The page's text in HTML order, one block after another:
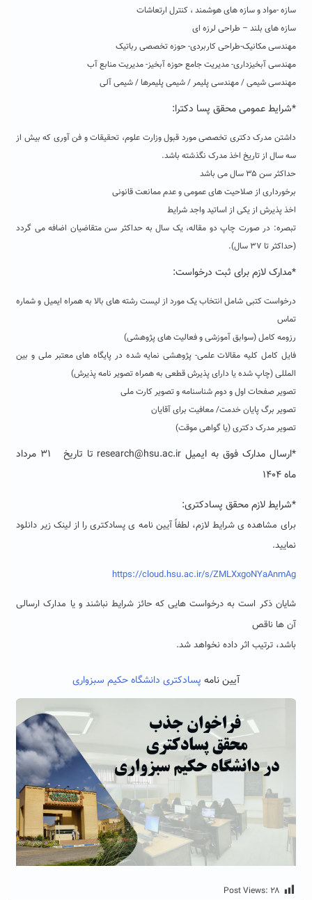
سازه -مواد و سازه های هوشمند ، کنترل ارتعاشات
سازه های بلند – طراحی لرزه ای
مهندسی مکانیک-طراحی کاربردی- حوزه تخصصی رباتیک
مهندسی آبخیزداری- مدیریت جامع حوزه آبخیز- مدیریت منابع آب
مهندسی شیمی / مهندسی پلیمر / شیمی پلیمرها / شیمی آلی
*شرایط عمومی محقق پسا دکترا:
داشتن مدرک دکتری تخصصی مورد قبول وزارت علوم، تحقیقات و فن آوری که بیش از
سه سال از تاریخ اخذ مدرک نگذشته باشد.
حداکثر سن ۳۵ سال می باشد
برخورداری از صلاحیت های عمومی و عدم ممانعت قانونی
اخذ پذیرش از یکی از اساتید واجد شرایط
تبصره: در صورت چاپ دو مقاله، یک سال به حداکثر سن متقاضیان اضافه می گردد
(حداکثر تا ۳۷ سال).
*مدارک لازم برای ثبت درخواست:
درخواست کتبی شامل انتخاب یک مورد از لیست رشته های بالا به همراه ایمیل و شماره
تماس
رزومه کامل (سوابق آموزشی و فعالیت های پژوهشی)
فایل کامل کلیه مقالات علمی- پژوهشی نمایه شده در پایگاه های معتبر ملی و بین
المللی (چاپ شده یا دارای پذیرش قطعی به همراه تصویر نامه پذیرش)
تصویر صفحات اول و دوم شناسنامه و تصویر کارت ملی
تصویر برگ پایان خدمت/ معافیت برای آقایان
تصویر مدرک دکتری (یا گواهی موقت)
*ارسال مدارک فوق به ایمیل research@hsu.ac.ir تا تاریخ
۳۱ مرداد
ماه ۱۴۰۴
*شرایط لازم محقق پسادکتری:
برای مشاهده ی شرایط لازم، لطفاً آیین نامه ی پسادکتری را از لینک زیر دانلود
نمایید.
https://cloud.hsu.ac.ir/s/ZMLXxgoNYaAnmAg
شایان ذکر است به درخواست هایی که حائز شرایط نباشند و یا مدارک ارسالی
آن ها ناقص
باشد، ترتیب اثر داده نخواهد شد.
آیین نامه پسادکتری دانشگاه حکیم سبزواری
Post Views: ۲۸